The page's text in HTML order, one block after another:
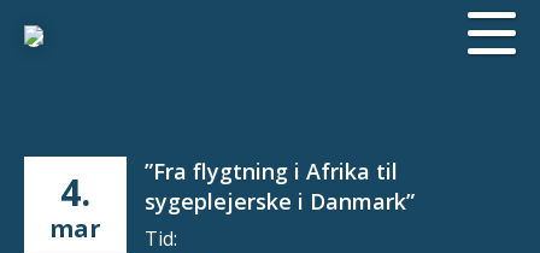
4.
mar
”Fra flygtning i Afrika til
sygeplejerske i Danmark”
Tid: